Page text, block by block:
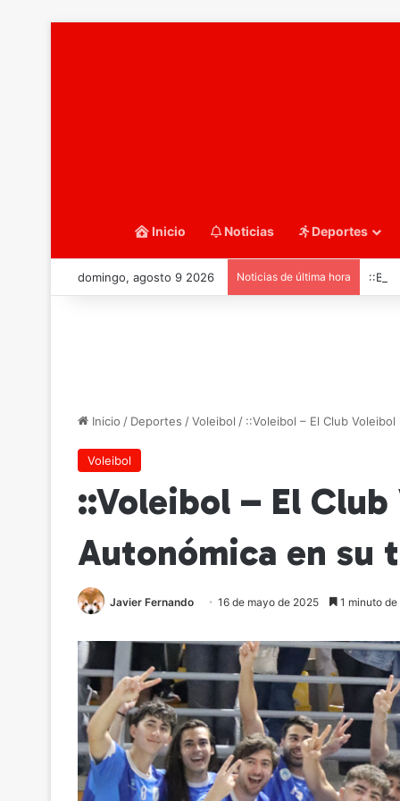
Inicio Noticias Deportes
domingo, agosto 9 2026 Noticias de última hora
Inicio / Deportes /Voleibol / ::Voleibol – El Club
Voleibol
::Voleibol – El Club
Autonómica en su
Javier Fernando 16 de mayo de 2025 1 minuto